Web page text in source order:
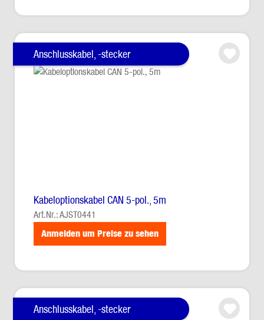
Anschlusskabel, -stecker
Kabeloptionskabel CAN 5-pol., 5m
Art.Nr.: AJST0441
Anmelden um Preise zu sehen
Anschlusskabel, -stecker